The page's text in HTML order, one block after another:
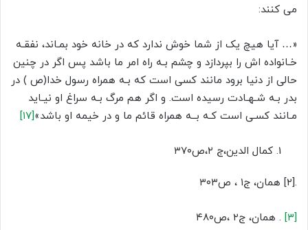
می کنند:
«… آیا هیچ یک از شما خوش ندارد که در خانه خود بمـاند، نفقـه
خـانواده اش را بپردازد و چشم بـه راه امر ما باشد پس اگر در چنین
حالی از دنیا برود مانند کسی است که بـه همراه رسول خدا(ص ) در
بدر بـه شـهـادت رسیده است. و اگر هم مرگ بـه سراغ او نیـاید
مـانند کسـی است کـه بــه همراه قائم ما و در خیمه او باشد»[۱۷]
کمال الدین،ج ۲،ص۳۷۰
.[۲] همان، ج۱ ، ص۳۰۳
[۳] . همان، ج۲ ،ص۴۸۰